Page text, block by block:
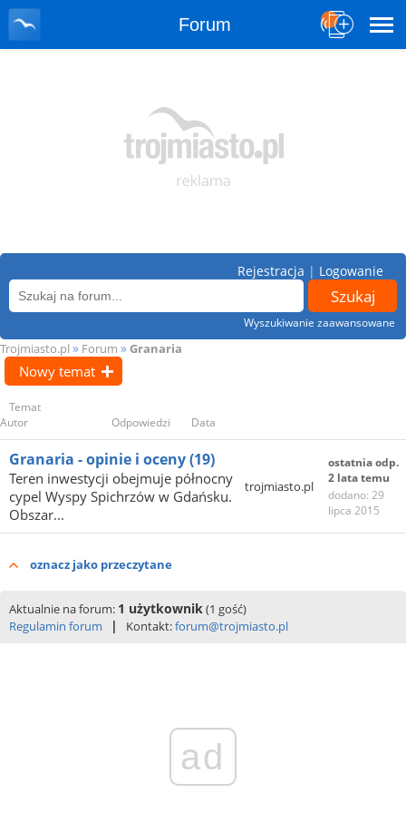
Forum
Wyszukiwanie zaawansowane
Rejestracja | Logowanie
Trojmiasto.pl » Forum » Granaria
Nowy temat
Temat
Autor
Odpowiedzi Data
Granaria - opinie i oceny(19)
Teren inwestycji obejmuje północny
cypel Wyspy Spichrzów w Gdańsku.
Obszar...
trojmiasto.pl
ostatnia odp.
2 lata temu
dodano: 29
lipca 2015
oznacz jako przeczytane
Aktualnie na forum: 1 użytkownik(1 gość)
Regulamin forum
| Kontakt:forum@trojmiasto.pl
ad